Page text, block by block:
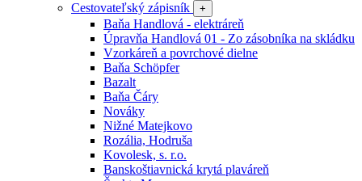
Cestovateľský zápisník
+
Baňa Handlová - elektráreň
Úpravňa Handlová 01 - Zo zásobníka na skládku
Vzorkáreň a povrchové dielne
Baňa Schöpfer
Bazalt
Baňa Čáry
Nováky
Nižné Matejkovo
Rozália, Hodruša
Kovolesk, s. r.o.
Banskoštiavnická krytá plaváreň